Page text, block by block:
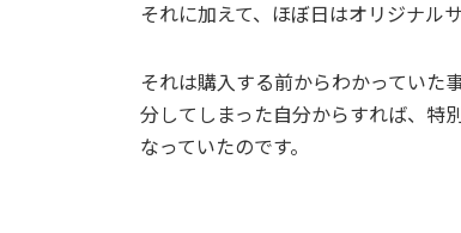
それに加えて、ほぼ日はオリジナル
それは購入する前からわかっていた
分してしまった自分からすれば、特
なっていたのです。